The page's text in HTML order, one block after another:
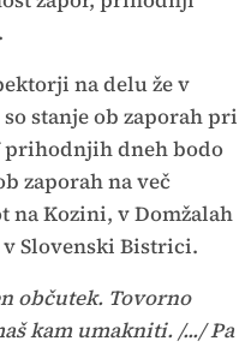
na delu že v
stanje ob zaporah pri
prihodnjih dneh bodo
zaporah na več
na Kozini, v Domžalah
Slovenski Bistrici.
občutek. Tovorno
kam umakniti. /.../ Pa